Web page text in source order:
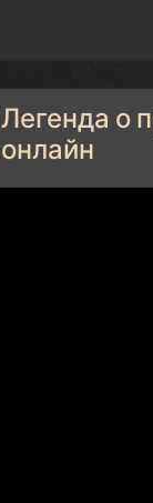
Легенда о
онлайн